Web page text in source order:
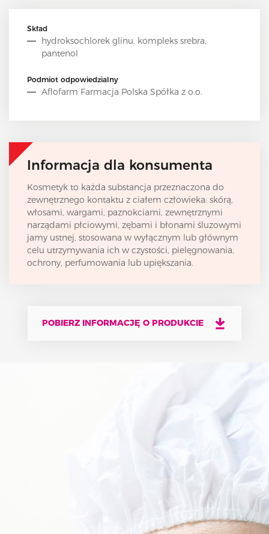
Skład
hydroksochlorek glinu, kompleks srebra,
pantenol
Podmiot odpowiedzialny
Aflofarm Farmacja Polska Spółka z o.o.
Informacja dla konsumenta
Kosmetyk to każda substancja przeznaczona do
zewnętrznego kontaktu z ciałem człowieka: skórą,
włosami, wargami, paznokciami, zewnętrznymi
narządami płciowymi, zębami i błonami śluzowymi
jamy ustnej, stosowana w wyłącznym lub głównym
celu utrzymywania ich w czystości, pielęgnowania,
ochrony, perfumowania lub upiększania.
POBIERZ INFORMACJĘ O PRODUKCIE